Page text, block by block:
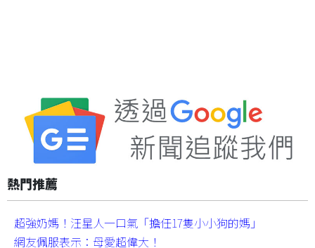
熱門推薦
超強奶媽！汪星人一口氣「擔任17隻小小狗的媽」
網友佩服表示：母愛超偉大！